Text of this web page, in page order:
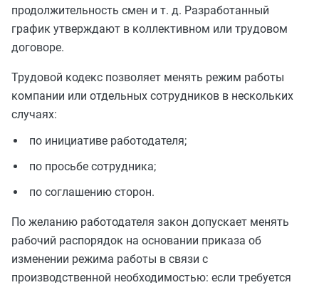
продолжительность смен и т. д. Разработанный
график утверждают в коллективном или трудовом
договоре.
Трудовой кодекс позволяет менять режим работы
компании или отдельных сотрудников в нескольких
случаях:
по инициативе работодателя;
по просьбе сотрудника;
по соглашению сторон.
По желанию работодателя закон допускает менять
рабочий распорядок на основании приказа об
изменении режима работы в связи с
производственной необходимостью: если требуется